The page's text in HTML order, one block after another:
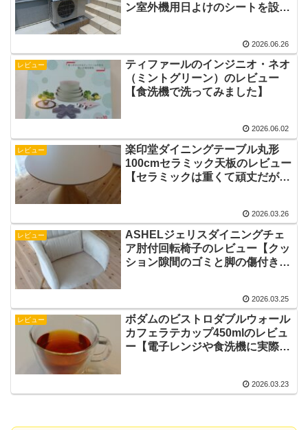
ン室外機用日よけのシートを設置
2026.06.26
レビュー
ティファールのインジニオ・ネオ
（ミントグリーン）のレビュー
【食洗機で洗ってみました】
2026.06.02
レビュー
楽印堂ダイニングテーブル丸形
100cmセラミック天板のレビュー
【セラミックは重くて頑丈だが表
2026.03.26
レビュー
ASHELジェリスダイニングチェ
ア肘付回転椅子のレビュー【クッ
ション隙間のゴミと脚の傷付きに
2026.03.25
レビュー
ボダムのビストロダブルウォール
カフェラテカップ450mlのレビュ
ー【電子レンジや食洗機に実際に
2026.03.23